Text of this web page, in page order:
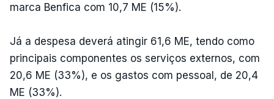
marca Benfica com 10,7 ME (15%).
Já a despesa deverá atingir 61,6 ME, tendo como
principais componentes os serviços externos, com
20,6 ME (33%), e os gastos com pessoal, de 20,4
ME (33%).